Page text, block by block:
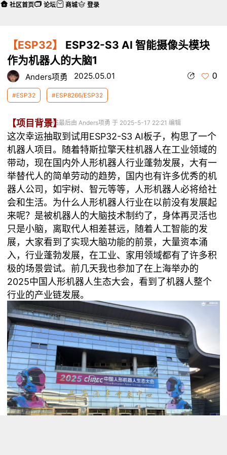
【ESP32】
ESP32-S3 AI 智能摄像头模块
作为机器人的大脑1
Anders项勇 2025.05.01 0
#ESP32 #ESP8266/ESP32
本帖最后由 Anders项勇 于 2025-5-17 22:21 编辑
【项目背景】
这次幸运抽取到试用ESP32-S3 AI板子，构思了一个
机器人项目。随着特斯拉擎天柱机器人在工业领域的
带动，现在国内外人形机器人行业蓬勃发展，大有一
举替代人的简单劳动的趋势，国内也有许多优秀的机
器人公司，如宇树、智元等等，人形机器人必将给社
会和生活。为什么人形机器人行业在以前没有发展起
来呢？是被机器人的大脑技术制约了，身体再灵活也
只是小脑，离取代人相差甚远，随着人工智能的发
展，大家看到了实现大脑功能的前景，大量资本涌
入，行业蓬勃发展，在工业、家用领域都有了许多积
极的场景尝试。前几天我也参加了在上海举办的
2025中国人形机器人生态大会，看到了机器人整个
行业的产业链发展。
社区首页 论坛 商城 登录